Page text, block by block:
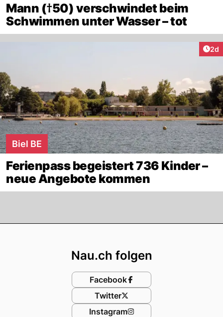
Mann (†50) verschwindet beim
Schwimmen unter Wasser – tot
2d
Biel BE
Ferienpass begeistert 736 Kinder –
neue Angebote kommen
Nau.ch folgen
Facebook
Twitter
Instagram